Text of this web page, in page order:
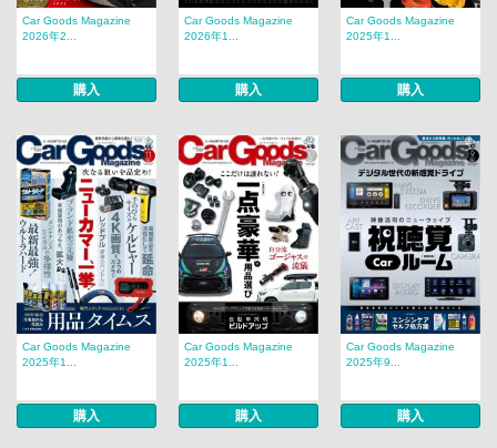
Car Goods Magazine
2026年2...
購入
Car Goods Magazine
2026年1...
購入
Car Goods Magazine
2025年1...
購入
Car Goods Magazine
2025年1...
購入
Car Goods Magazine
2025年1...
購入
Car Goods Magazine
2025年9...
購入